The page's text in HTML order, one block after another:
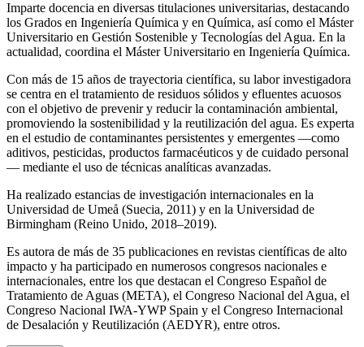
Imparte docencia en diversas titulaciones universitarias, destacando
los Grados en Ingeniería Química y en Química, así como el Máster
Universitario en Gestión Sostenible y Tecnologías del Agua. En la
actualidad, coordina el Máster Universitario en Ingeniería Química.
Con más de 15 años de trayectoria científica, su labor investigadora
se centra en el tratamiento de residuos sólidos y efluentes acuosos
con el objetivo de prevenir y reducir la contaminación ambiental,
promoviendo la sostenibilidad y la reutilización del agua. Es experta
en el estudio de contaminantes persistentes y emergentes —como
aditivos, pesticidas, productos farmacéuticos y de cuidado personal
— mediante el uso de técnicas analíticas avanzadas.
Ha realizado estancias de investigación internacionales en la
Universidad de Umeå (Suecia, 2011) y en la Universidad de
Birmingham (Reino Unido, 2018–2019).
Es autora de más de 35 publicaciones en revistas científicas de alto
impacto y ha participado en numerosos congresos nacionales e
internacionales, entre los que destacan el Congreso Español de
Tratamiento de Aguas (META), el Congreso Nacional del Agua, el
Congreso Nacional IWA‑YWP Spain y el Congreso Internacional
de Desalación y Reutilización (AEDYR), entre otros.